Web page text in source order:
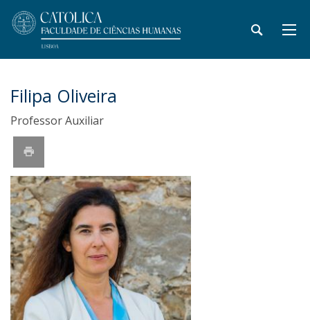
Filipa Oliveira
Professor Auxiliar